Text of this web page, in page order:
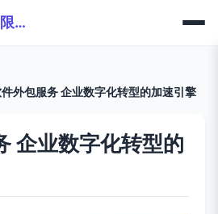
鞍山追幕网络科技有限公司
外包服务 企业数字化转型的加速引擎
企业数字化转型的